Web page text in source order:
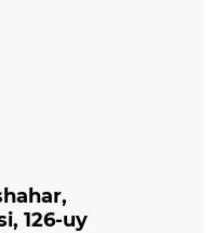
126-uy